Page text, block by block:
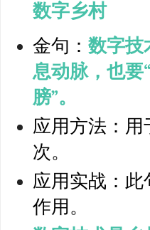
数字乡村
金句： 数字技
息动脉，也要
膀”。
应用方法：用
次。
应用实战：
作用。